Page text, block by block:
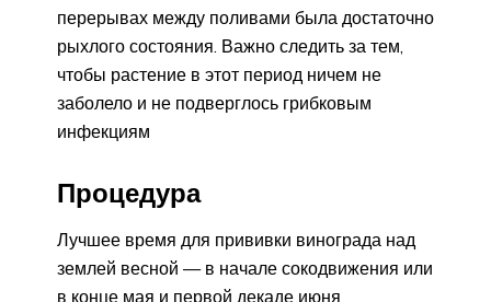
перерывах между поливами была достаточно
рыхлого состояния. Важно следить за тем,
чтобы растение в этот период ничем не
заболело и не подверглось грибковым
инфекциям
Процедура
Лучшее время для прививки винограда над
землей весной — в начале сокодвижения или
в конце мая и первой декаде июня